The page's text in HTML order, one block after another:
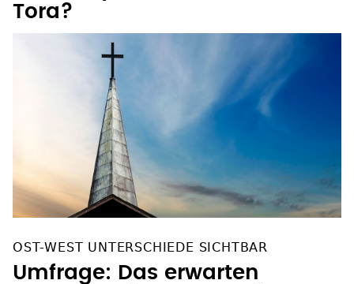
Tora?
OST-WEST UNTERSCHIEDE SICHTBAR
Umfrage: Das erwarten